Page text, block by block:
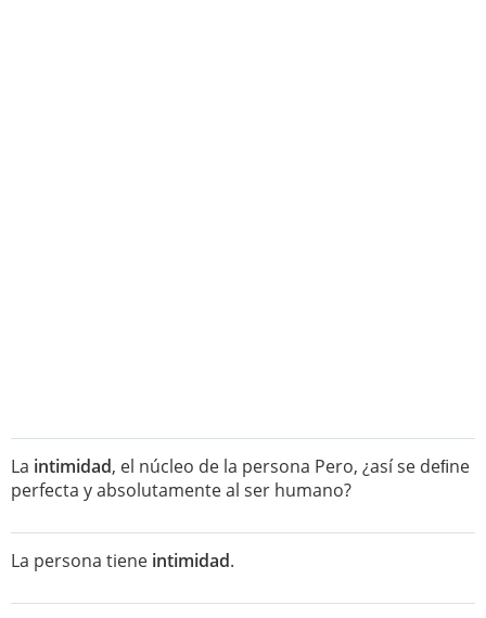
La intimidad, el núcleo de la persona Pero, ¿así se deﬁne
perfecta y absolutamente al ser humano?
La persona tiene intimidad.